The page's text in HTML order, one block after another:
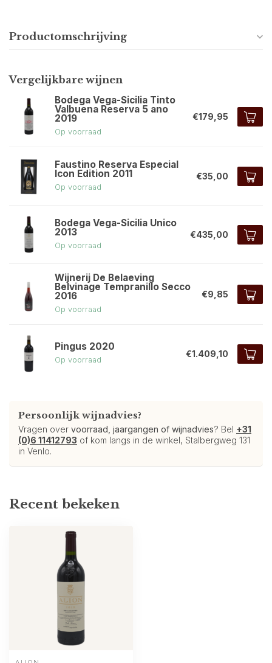
Productomschrijving
Vergelijkbare wijnen
Bodega Vega-Sicilia Tinto
Valbuena Reserva 5 ano
2019
Op voorraad
€179,95
Faustino Reserva Especial
Icon Edition 2011
Op voorraad
€35,00
Bodega Vega-Sicilia Unico
2013
Op voorraad
€435,00
Wijnerij De Belaeving
Belvinage Tempranillo Secco
2016
Op voorraad
€9,85
Pingus 2020
Op voorraad
€1.409,10
Persoonlijk wijnadvies?
Vragen over voorraad, jaargangen of wijnadvies? Bel +31
(0)6 11412793 of kom langs in de winkel, Stalbergweg 131
in Venlo.
Recent bekeken